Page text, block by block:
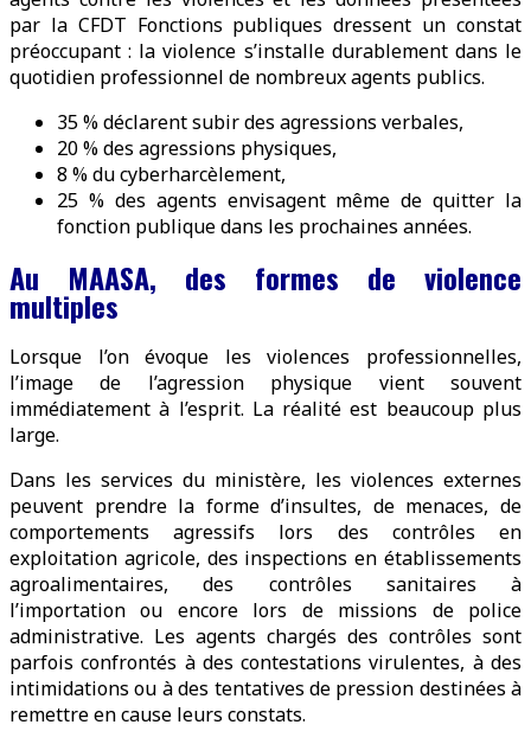
par la CFDT Fonctions publiques dressent un constat
préoccupant : la violence s’installe durablement dans le
quotidien professionnel de nombreux agents publics.
35 % déclarent subir des agressions verbales,
20 % des agressions physiques,
8 % du cyberharcèlement,
25 % des agents envisagent même de quitter la
fonction publique dans les prochaines années.
Au MAASA, des formes de violence
multiples
Lorsque l’on évoque les violences professionnelles,
l’image de l’agression physique vient souvent
immédiatement à l’esprit. La réalité est beaucoup plus
large.
Dans les services du ministère, les violences externes
peuvent prendre la forme d’insultes, de menaces, de
comportements agressifs lors des contrôles en
exploitation agricole, des inspections en établissements
agroalimentaires, des contrôles sanitaires à
l’importation ou encore lors de missions de police
administrative. Les agents chargés des contrôles sont
parfois confrontés à des contestations virulentes, à des
intimidations ou à des tentatives de pression destinées à
remettre en cause leurs constats.